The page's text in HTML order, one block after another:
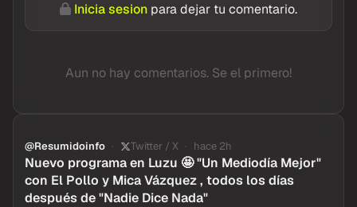
Inicia sesion para dejar tu comentario.
Aun no hay comentarios. Se el primero!
@Resumidoinfo Twitter / X hace 2h
Nuevo programa en Luzu 🤩 "Un Mediodía Mejor"
con El Pollo y Mica Vázquez , todos los días
después de "Nadie Dice Nada"